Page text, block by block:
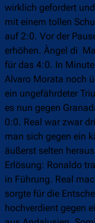
wirklich gefordert
mit einem tollen
auf 2:0. Vor der
erhöhen. Àngel di
für das 4:0. In
Alvaro Morata noch
ein ungefährdeter
es nun gegen
0:0. Real war zwar
man sich gegen ein
äußerst selten
Erlösung: Ronaldo
in Führung. Real
sorgte für die
hochverdient gegen